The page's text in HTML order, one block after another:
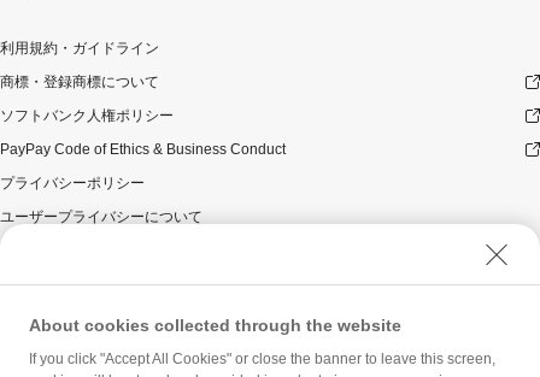
利用規約・ガイドライン
商標・登録商標について
ソフトバンク人権ポリシー
PayPay Code of Ethics & Business Conduct
プライバシーポリシー
ユーザープライバシーについて
ウェブサイト利用規約
反社会的勢力に対する方針
勧誘方針
About cookies collected through the website
If you click "Accept All Cookies" or close the banner to leave this screen,